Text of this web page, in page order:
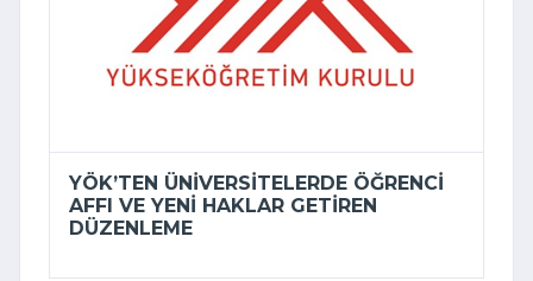
YÖK’TEN ÜNIVERSITELERDE ÖĞRENCI
AFFI VE YENI HAKLAR GETIREN
DÜZENLEME